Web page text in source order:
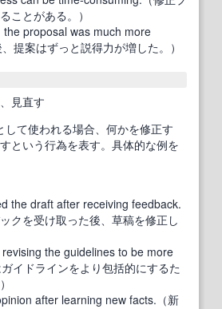
ことがある。）
proposal was much more
提案はずっと説得力が増した。）
見直す
して使われる場合、何かを修正す
という行為を表す。具体的な例を
the draft after receiving feedback.
クを受け取った後、草稿を修正し
the guidelines to be more
イドラインをより包括的にするた
after learning new facts.（新